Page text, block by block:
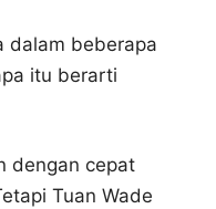
dalam beberapa
itu berarti
dengan cepat
Tuan Wade